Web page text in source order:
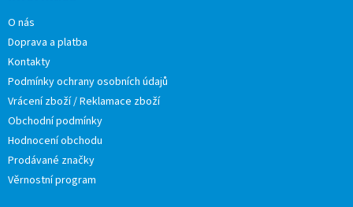
O nás
Doprava a platba
Kontakty
Podmínky ochrany osobních údajů
Vrácení zboží / Reklamace zboží
Obchodní podmínky
Hodnocení obchodu
Prodávané značky
Věrnostní program